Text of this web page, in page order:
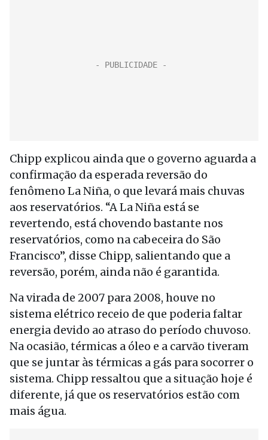
Chipp explicou ainda que o governo aguarda a
confirmação da esperada reversão do
fenômeno La Niña, o que levará mais chuvas
aos reservatórios. “A La Niña está se
revertendo, está chovendo bastante nos
reservatórios, como na cabeceira do São
Francisco”, disse Chipp, salientando que a
reversão, porém, ainda não é garantida.
Na virada de 2007 para 2008, houve no
sistema elétrico receio de que poderia faltar
energia devido ao atraso do período chuvoso.
Na ocasião, térmicas a óleo e a carvão tiveram
que se juntar às térmicas a gás para socorrer o
sistema. Chipp ressaltou que a situação hoje é
diferente, já que os reservatórios estão com
mais água.